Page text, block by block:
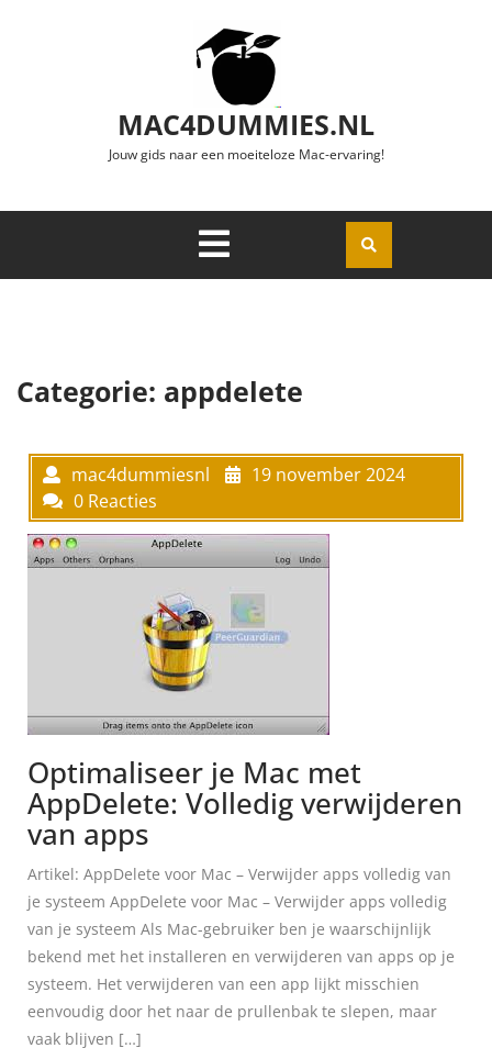
MAC4DUMMIES.NL
Jouw gids naar een moeiteloze Mac-ervaring!
Openen
Categorie: appdelete
mac4dummiesnl
19 november 2024
0 Reacties
Optimaliseer je Mac met
AppDelete: Volledig verwijderen
van apps
Artikel: AppDelete voor Mac – Verwijder apps volledig van
je systeem AppDelete voor Mac – Verwijder apps volledig
van je systeem Als Mac-gebruiker ben je waarschijnlijk
bekend met het installeren en verwijderen van apps op je
systeem. Het verwijderen van een app lijkt misschien
eenvoudig door het naar de prullenbak te slepen, maar
vaak blijven […]